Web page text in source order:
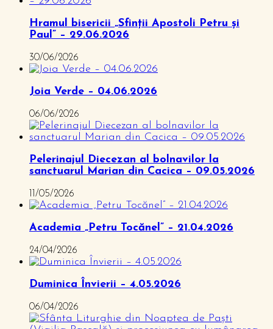
Hramul bisericii „Sfinții Apostoli Petru și
Paul” – 29.06.2026
30/06/2026
Joia Verde – 04.06.2026
06/06/2026
Pelerinajul Diecezan al bolnavilor la
sanctuarul Marian din Cacica – 09.05.2026
11/05/2026
Academia „Petru Tocănel” – 21.04.2026
24/04/2026
Duminica Învierii – 4.05.2026
06/04/2026